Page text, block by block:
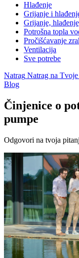
Hlađenje
Grijanje i
Grijanje,
Potrošna topla
Pročišćavanje
Ventilacija
Sve potrebe
Natrag Natrag na
Blog
Činjenice o
pumpe
Odgovori na tvoja